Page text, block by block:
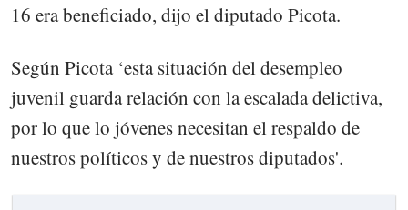
16 era beneficiado, dijo el diputado Picota.
Según Picota ‘esta situación del desempleo
juvenil guarda relación con la escalada delictiva,
por lo que lo jóvenes necesitan el respaldo de
nuestros políticos y de nuestros diputados'.